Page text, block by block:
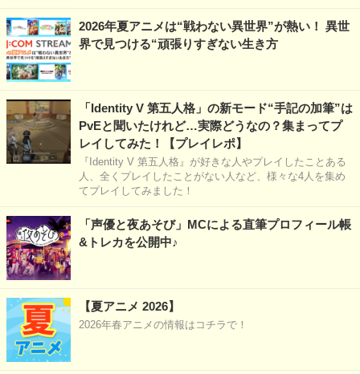
2026年夏アニメは“戦わない異世界”が熱い！ 異世
界で見つける“頑張りすぎない生き方
「Identity V 第五人格」の新モード“手記の加筆”は
PvEと聞いたけれど…実際どうなの？集まってプ
レイしてみた！【プレイレポ】
『Identity V 第五人格』が好きな人やプレイしたことある
人、全くプレイしたことがない人など、様々な4人を集め
てプレイしてみました！
「声優と夜あそび」MCによる直筆プロフィール帳
&トレカを公開中♪
【夏アニメ 2026】
2026年春アニメの情報はコチラで！